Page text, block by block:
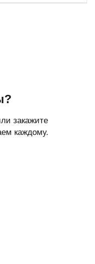
закажите
каждому.